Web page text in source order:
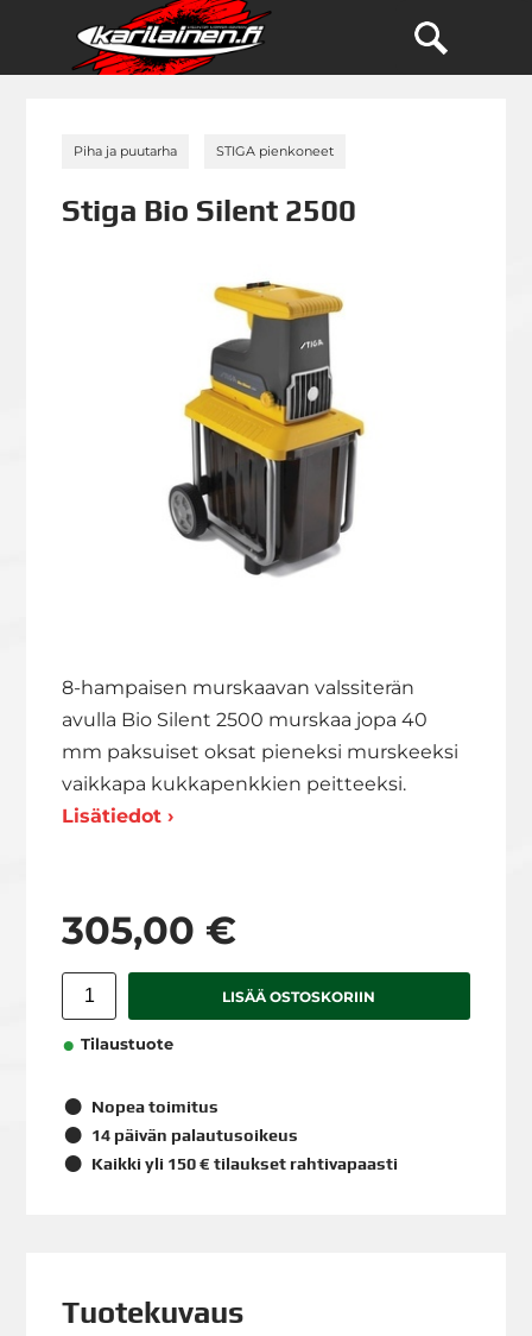
Piha ja puutarha STIGA pienkoneet
Stiga Bio Silent 2500
8-hampaisen murskaavan valssiterän
avulla Bio Silent 2500 murskaa jopa 40
mm paksuiset oksat pieneksi murskeeksi
vaikkapa kukkapenkkien peitteeksi.
Lisätiedot ›
305,00 €
LISÄÄ OSTOSKORIIN
Tilaustuote
Nopea toimitus
14 päivän palautusoikeus
Kaikki yli 150 € tilaukset rahtivapaasti
Tuotekuvaus